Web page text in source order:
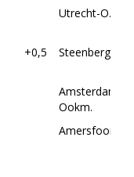
Utrecht-O.
+0,5 Steenbergen
Amsterdam-
Ookm.
Amersfoort